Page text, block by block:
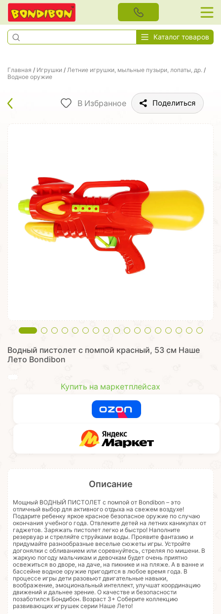
Каталог товаров
Главная / Игрушки / Летние игрушки, мыльные пузыри, лопаты, др. /
Водное оружие
В Избранное Поделиться
Водный пистолет с помпой красный, 53 см Наше
Лето Bondibon
Купить на маркетплейсах
Описание
Мощный ВОДНЫЙ ПИСТОЛЕТ с помпой от Bondibon – это
отличный выбор для активного отдыха на свежем воздухе!
Подарите ребенку яркое красное безопасное оружие по случаю
окончания учебного года. Отвлеките детей на летних каникулах от
гаджетов. Заряжать пистолет легко и быстро! Наполните
резервуар и стреляйте струйками воды. Проявите фантазию и
придумайте разнообразные веселые сюжеты игры. Устройте
догонялки с обливанием или соревнуйтесь, стреляя по мишени. В
жаркую погоду мальчикам и девочкам будет очень приятно
освежиться во дворе, на даче, на пикнике и на пляже. А в ванне и
бассейне водное оружие пригодится в любое время года. В
процессе игры дети разовьют двигательные навыки,
воображение, эмоциональный интеллект, улучшат координацию
движений и дальнее зрение. О качестве и безопасности
позаботился Бондибон. Возраст 3+ Соберите коллекцию
развивающих игрушек серии Наше Лето!